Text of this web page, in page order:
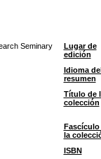
Seminary
Lugar de
edición
Idioma
resumen
Título de
colección
Fascículo
la
ISBN